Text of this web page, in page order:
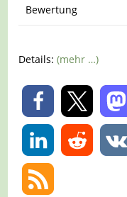
Bewertung
Details:(mehr …)
0